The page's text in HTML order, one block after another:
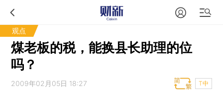
观点
煤老板的税，能换县长助理的位
吗？
2009年02月05日 18:27 T中